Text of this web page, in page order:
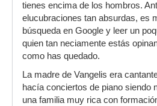
tienes encima de los hombros.
elucubraciones tan absurdas, es
búsqueda en Google y leer un
quien tan neciamente estás
como has quedado.
La madre de Vangelis era
hacía conciertos de piano siendo
una familia muy rica con